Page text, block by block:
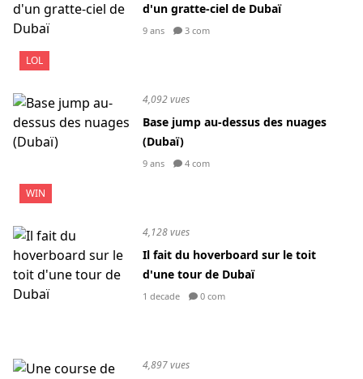
LOL
d'un gratte-ciel de Dubaï
9 ans 3 com
WIN
4,092 vues
Base jump au-dessus des nuages
(Dubaï)
9 ans 4 com
4,128 vues
Il fait du hoverboard sur le toit
d'une tour de Dubaï
1 decade 0 com
4,897 vues